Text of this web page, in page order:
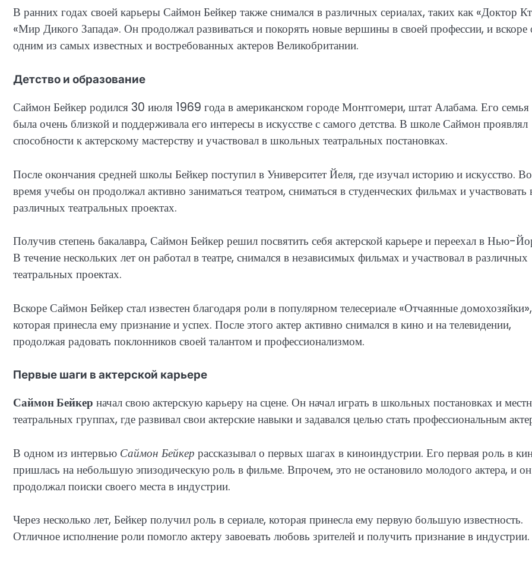
В ранних годах своей карьеры Саймон Бейкер также снимался в различных сериалах, таких как «Доктор
«Мир Дикого Запада». Он продолжал развиваться и покорять новые вершины в своей профессии, и вскоре
одним из самых известных и востребованных актеров Великобритании.
Детство и образование
Саймон Бейкер родился 30 июля 1969 года в американском городе Монтгомери, штат Алабама. Его семья
была очень близкой и поддерживала его интересы в искусстве с самого детства. В школе Саймон проявлял
способности к актерскому мастерству и участвовал в школьных театральных постановках.
После окончания средней школы Бейкер поступил в Университет Йеля, где изучал историю и искусство. Во
время учебы он продолжал активно заниматься театром, сниматься в студенческих фильмах и участвовать
различных театральных проектах.
Получив степень бакалавра, Саймон Бейкер решил посвятить себя актерской карьере и переехал в Нью-
В течение нескольких лет он работал в театре, снимался в независимых фильмах и участвовал в различных
театральных проектах.
Вскоре Саймон Бейкер стал известен благодаря роли в популярном телесериале «Отчаянные домохозяйки»,
которая принесла ему признание и успех. После этого актер активно снимался в кино и на телевидении,
продолжая радовать поклонников своей талантом и профессионализмом.
Первые шаги в актерской карьере
Саймон Бейкер начал свою актерскую карьеру на сцене. Он начал играть в школьных постановках и
театральных группах, где развивал свои актерские навыки и задавался целью стать профессиональным
В одном из интервью Саймон Бейкер рассказывал о первых шагах в киноиндустрии. Его первая роль в
пришлась на небольшую эпизодическую роль в фильме. Впрочем, это не остановило молодого актера, и он
продолжал поиски своего места в индустрии.
Через несколько лет, Бейкер получил роль в сериале, которая принесла ему первую большую известность.
Отличное исполнение роли помогло актеру завоевать любовь зрителей и получить признание в индустрии.